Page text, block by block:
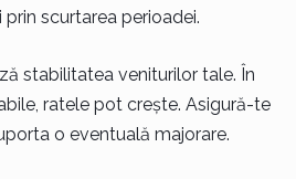
scurtarea perioadei.
stabilitatea veniturilor tale. În
ratele pot crește. Asigură-te
o eventuală majorare.